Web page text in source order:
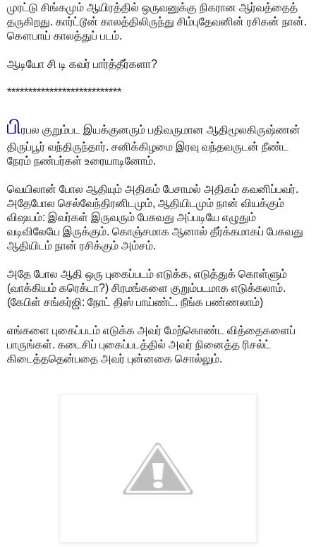
முரட்டு சிங்கமும் ஆயிரத்தில் ஒருவனுக்கு நிகரான ஆர்வத்தைத்
தருகிறது. கார்ட்டூன் காலத்திலிருந்து சிம்புதேவனின் ரசிகன் நான்.
கௌபாய் காலத்துப் படம்.
ஆடியோ சி டி கவர் பார்த்தீர்களா?
***************************
பிரபல குறும்பட இயக்குனரும் பதிவருமான ஆதிமூலகிருஷ்ணன்
திருப்பூர் வந்திருந்தார். சனிக்கிழமை இரவு வந்தவருடன் நீண்ட
நேரம் நண்பர்கள் உரையாடினோம்.
வெயிலான் போல ஆதியும் அதிகம் பேசாமல் அதிகம் கவனிப்பவர்.
அதேபோல செல்வேந்திரனிடமும், ஆதியிடமும் நான் வியக்கும்
விஷயம்: இவர்கள் இருவரும் பேசுவது அப்படியே எழுதும்
வடிவிலேயே இருக்கும். கொஞ்சமாக ஆனால் தீர்க்கமாகப் பேசுவது
ஆதியிடம் நான் ரசிக்கும் அம்சம்.
அதே போல ஆதி ஒரு புகைப்படம் எடுக்க, எடுத்துக் கொள்ளும்
(வாக்கியம் கரெக்டா?) சிரமங்களை குறும்படமாக எடுக்கலாம்.
(கேபிள் சங்கர்ஜி: நோட் திஸ் பாய்ண்ட். நீங்க பண்ணலாம்)
எங்களை புகைப்படம் எடுக்க அவர் மேற்கொண்ட வித்தைகளைப்
பாருங்கள். கடைசிப் புகைப்படத்தில் அவர் நினைத்த ரிசல்ட்
கிடைத்ததென்பதை அவர் புன்னகை சொல்லும்.